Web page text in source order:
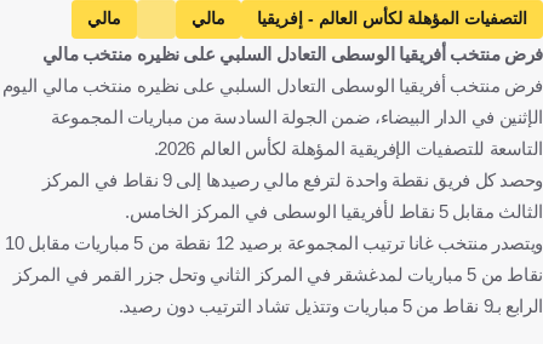
التصفيات المؤهلة لكأس العالم - إفريقيا مالي
مالي
أفريقيا الوسطى
جمهورية أفريقيا الوسطى كرة قدم
فرض منتخب أفريقيا الوسطى التعادل السلبي على نظيره منتخب مالي
فرض منتخب أفريقيا الوسطى التعادل السلبي على نظيره منتخب مالي اليوم
الإثنين في الدار البيضاء، ضمن الجولة السادسة من مباريات المجموعة
التاسعة للتصفيات الإفريقية المؤهلة لكأس العالم 2026.
وحصد كل فريق نقطة واحدة لترفع مالي رصيدها إلى 9 نقاط في المركز
الثالث مقابل 5 نقاط لأفريقيا الوسطى في المركز الخامس.
ويتصدر منتخب غانا ترتيب المجموعة برصيد 12 نقطة من 5 مباريات مقابل 10
نقاط من 5 مباريات لمدغشقر في المركز الثاني وتحل جزر القمر في المركز
الرابع بـ9 نقاط من 5 مباريات وتتذيل تشاد الترتيب دون رصيد.